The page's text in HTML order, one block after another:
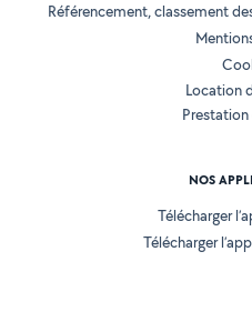
Référencement, classement
Location
Prestation
NOS
Télécharger
Télécharger